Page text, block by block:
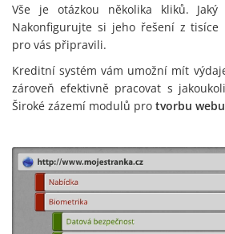
Vše je otázkou několika kliků.
Nakonfigurujte si jeho řešení z tisíce
pro vás připravili.
Kreditní systém vám umožní mít
zároveň efektivně pracovat s
Široké zázemí modulů pro tvorbu webu